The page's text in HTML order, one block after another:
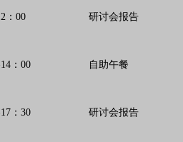
：00 研讨会报告
：00 自助午餐
：30 研讨会报告